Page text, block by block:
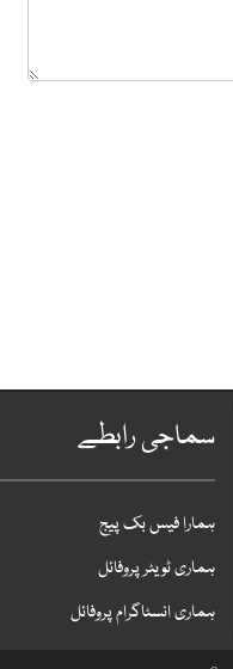
سماجی رابطے
ہمارا فیس بک پیج
ہماری ٹویٹر پروفائل
ہماری انسٹاگرام پروفائل